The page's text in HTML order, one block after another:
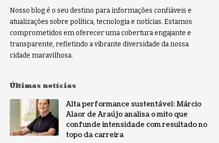
Nosso blog é o seu destino para informações confiáveis e
atualizações sobre política, tecnologia e notícias. Estamos
comprometidos em oferecer uma cobertura engajante e
transparente, refletindo a vibrante diversidade da nossa
cidade maravilhosa.
Últimas notícias
Alta performance sustentável: Márcio
Alaor de Araújo analisa o mito que
confunde intensidade com resultado no
topo da carreira